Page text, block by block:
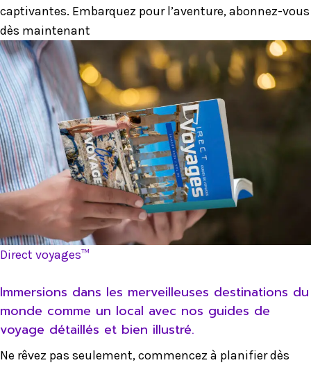
captivantes. Embarquez pour l’aventure, abonnez-vous
dès maintenant
Direct voyages™
Immersions dans les merveilleuses destinations du
monde comme un local avec nos guides de
voyage détaillés et bien illustré.
Ne rêvez pas seulement, commencez à planifier dès